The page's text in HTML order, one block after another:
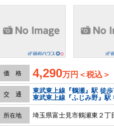
価 格 4,290万円＜税込＞
交 通
東武東上線『鶴瀬』駅 徒
東武東上線『ふじみ野』駅
所在地 埼玉県富士見市鶴瀬東２丁